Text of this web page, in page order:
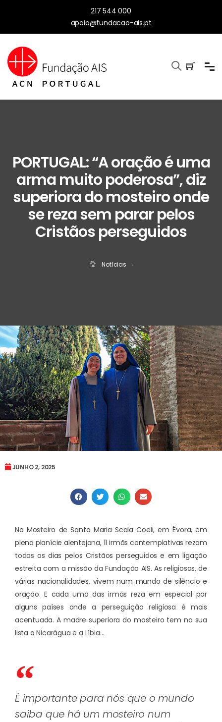
217 544 000
apoio@fundacao-ais.pt
PORTUGAL: “A oração é uma
arma muito poderosa”, diz
superiora do mosteiro onde
se reza sem parar pelos
Cristãos perseguidos
Notícias ‧
JUNHO 2, 2025
No Mosteiro de Santa Maria Scala Coeli, em Évora, em
plena planície alentejana, 11 irmãs contemplativas rezam
todos os dias pelos Cristãos perseguidos e em ligação
estreita com a missão da Fundação AIS. As religiosas, de
várias nacionalidades, vivem num mundo de silêncio e
oração. E cada uma das irmãs reza em especial por
alguns países onde a perseguição religiosa é mais
acentuada. A madre superiora do mosteiro tem na sua
lista a Nicarágua e a Líbia…
É importante para nós que o mundo
saiba que há um mosteiro num